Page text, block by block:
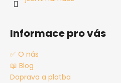
Informace pro vás
✅ O nás
📖 Blog
Doprava a platba